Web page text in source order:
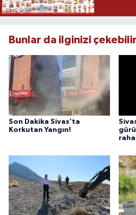
Bunlar da ilginizi çekebilir
Son Dakika Sivas’ta
Korkutan Yangın!